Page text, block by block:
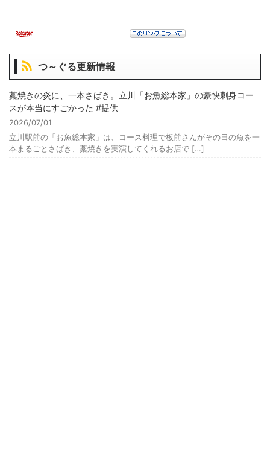
つ～ぐる更新情報
藁焼きの炎に、一本さばき。立川「お魚総本家」の豪快刺身コー
スが本当にすごかった #提供
2026/07/01
立川駅前の「お魚総本家」は、コース料理で板前さんがその日の魚を一
本まるごとさばき、藁焼きを実演してくれるお店で […]